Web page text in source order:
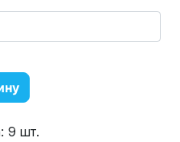
9 шт.